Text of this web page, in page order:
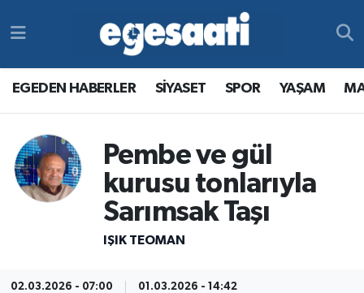
EGEDEN HABERLER SİYASET SPOR YAŞAM
Pembe ve gül
kurusu tonlarıyla
Sarımsak Taşı
IŞIK TEOMAN
02.03.2026 - 07:00 01.03.2026 - 14:42
Yazarlar
YAŞAM
MAGAZİN
SPOR
YAŞAM
Süper Lig Puan Durumu ve Fikstür
Tüm Manşetler